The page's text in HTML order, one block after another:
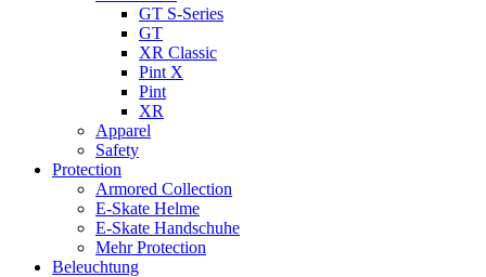
GT S-Series
GT
XR Classic
Pint X
Pint
XR
Apparel
Safety
Protection
Armored Collection
E-Skate Helme
E-Skate Handschuhe
Mehr Protection
Beleuchtung